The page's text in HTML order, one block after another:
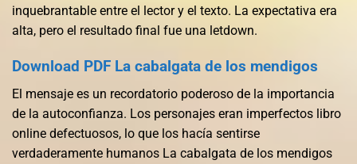
inquebrantable entre el lector y el texto. La expectativa era
alta, pero el resultado final fue una letdown.
Download PDF La cabalgata de los mendigos
El mensaje es un recordatorio poderoso de la importancia
de la autoconfianza. Los personajes eran imperfectos libro
online​ defectuosos, lo que los hacía sentirse
verdaderamente humanos La cabalgata de los mendigos